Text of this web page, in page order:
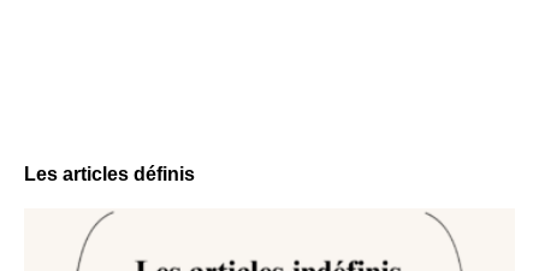
Les articles définis